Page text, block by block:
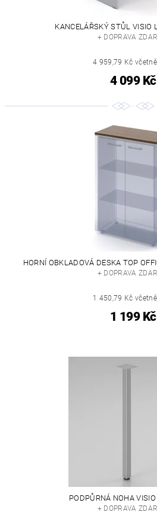
KANCELÁŘSKÝ STŮL VISIO
+ DOPRAVA
4 959,79 Kč
4 099 Kč
HORNÍ OBKLADOVÁ DESKA TOP
+ DOPRAVA
1 450,79 Kč
1 199 Kč
PODPŮRNÁ NOHA
+ DOPRAVA